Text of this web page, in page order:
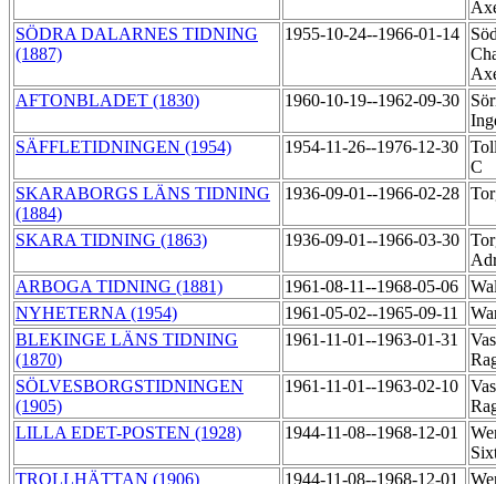
SÖDRA DALARNES TIDNING
(1887)
1955-10-24--1966-01-14
AFTONBLADET (1830)
1960-10-19--1962-09-30
SÄFFLETIDNINGEN (1954)
1954-11-26--1976-12-30
C
SKARABORGS LÄNS TIDNING
(1884)
1936-09-01--1966-02-28
SKARA TIDNING (1863) 1936-09-01--1966-03-30
ARBOGA TIDNING (1881)
1961-08-11--1968-05-06
NYHETERNA (1954)
1961-05-02--1965-09-11
BLEKINGE LÄNS TIDNING
(1870)
1961-11-01--1963-01-31
SÖLVESBORGSTIDNINGEN
(1905)
1961-11-01--1963-02-10
LILLA EDET-POSTEN (1928)
1944-11-08--1968-12-01
TROLLHÄTTAN (1906)
1944-11-08--1968-12-01